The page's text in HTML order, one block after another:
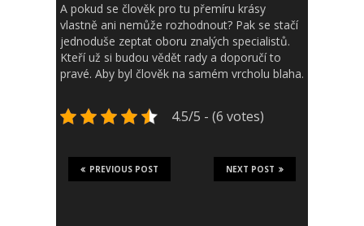
A pokud se člověk pro tu přemíru krásy
vlastně ani nemůže rozhodnout? Pak se stačí
jednoduše zeptat oboru znalých specialistů.
Kteří už si budou vědět rady a doporučí to
pravé. Aby byl člověk na samém vrcholu blaha.
4.5/5 - (6 votes)
NEXT POST
PREVIOUS POST